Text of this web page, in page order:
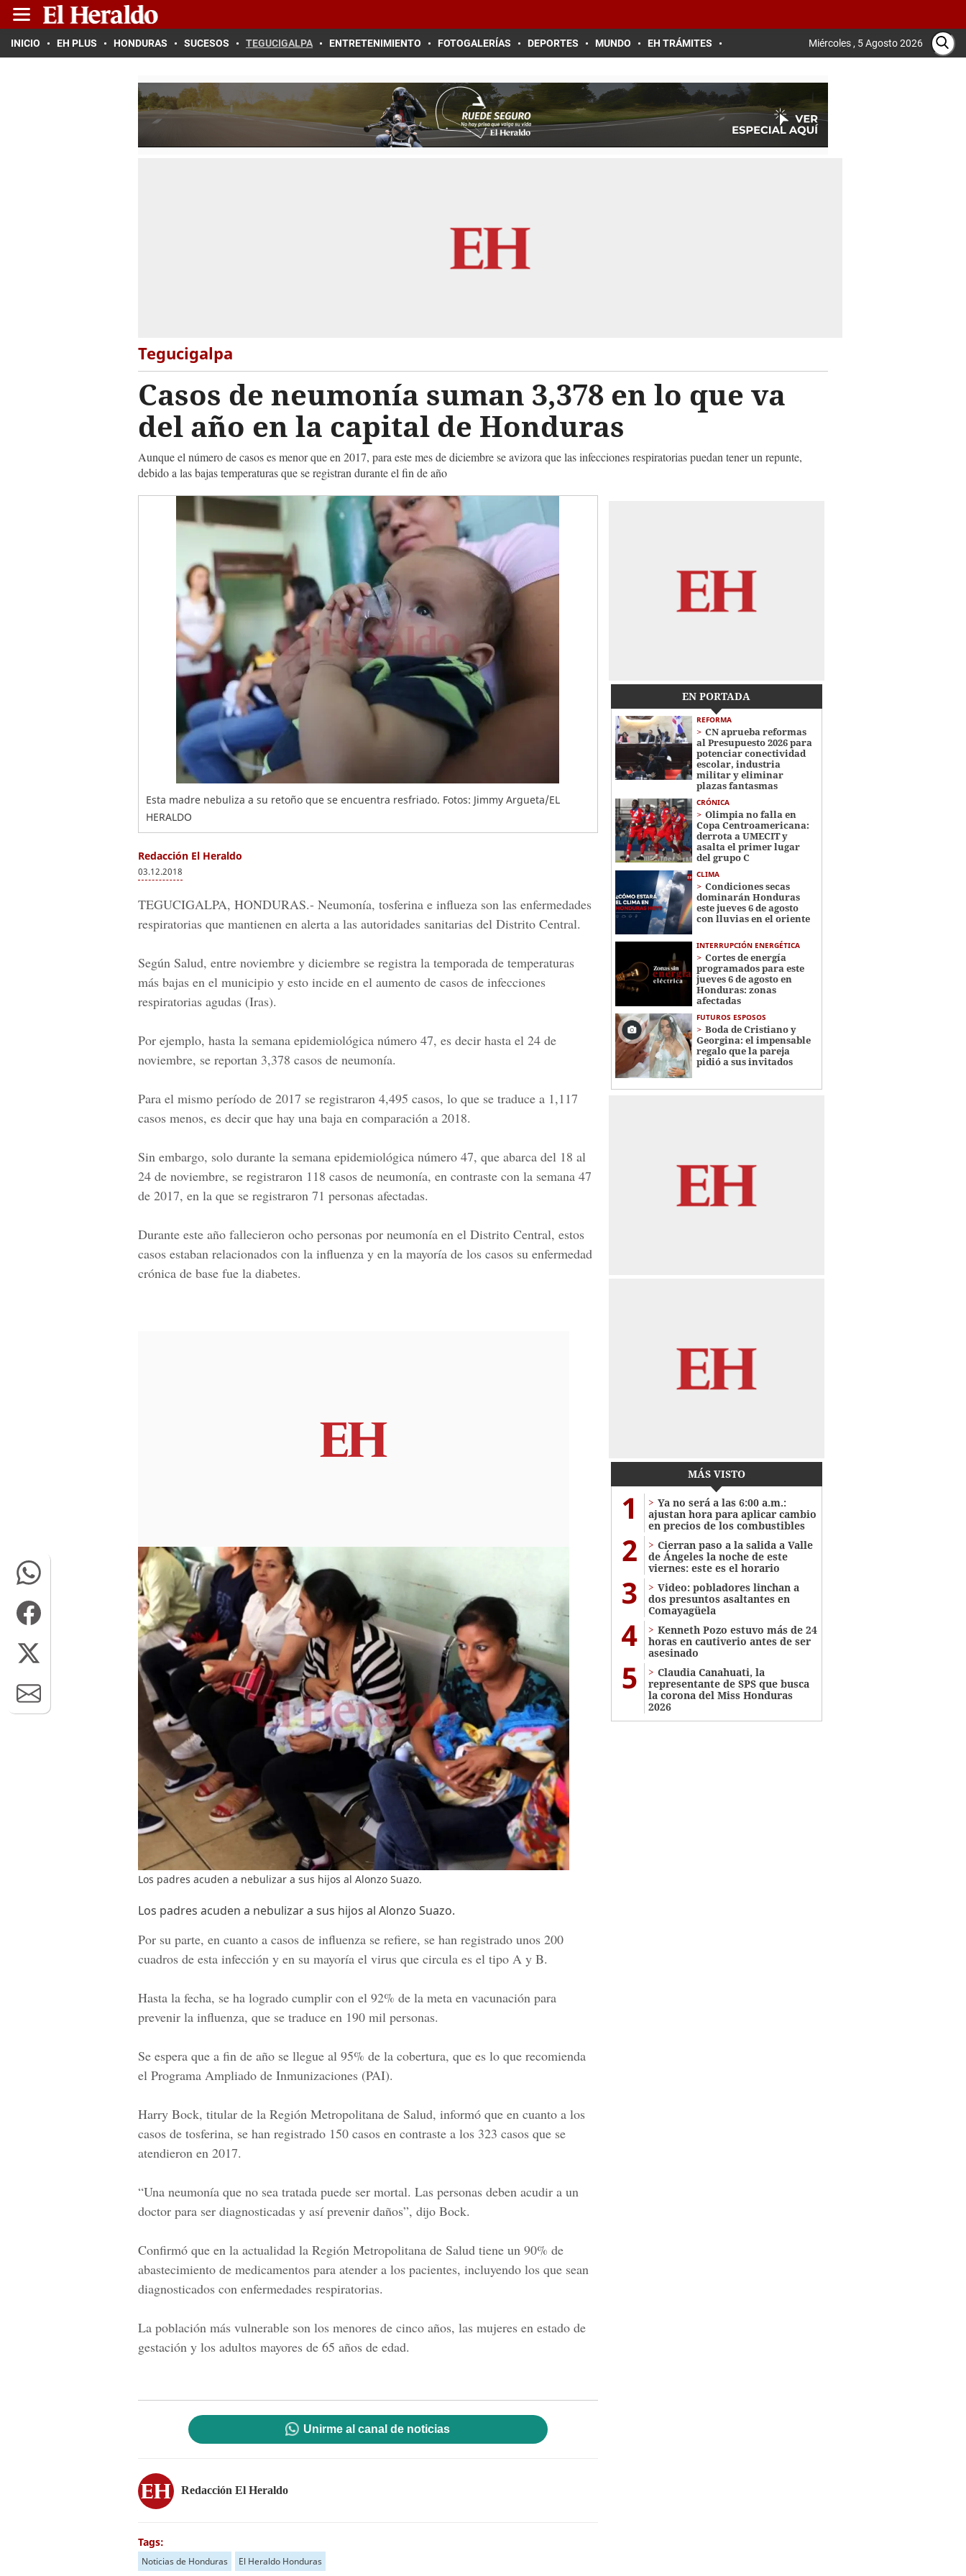
INICIO EH PLUS HONDURAS SUCESOS TEGUCIGALPA ENTRETENIMIENTO FOTOGALERÍAS DEPORTES MUNDO EH TRÁMITES Miércoles , 5 Agosto 2026
Tegucigalpa
Casos de neumonía suman 3,378 en lo que va
del año en la capital de Honduras
Aunque el número de casos es menor que en 2017, para este mes de diciembre se avizora que las infecciones respiratorias puedan tener un repunte,
debido a las bajas temperaturas que se registran durante el fin de año
Esta madre nebuliza a su retoño que se encuentra resfriado. Fotos: Jimmy Argueta/EL
HERALDO
Redacción El Heraldo
03.12.2018
TEGUCIGALPA, HONDURAS.- Neumonía, tosferina e influeza son las enfermedades
respiratorias que mantienen en alerta a las autoridades sanitarias del Distrito Central.
Según Salud, entre noviembre y diciembre se registra la temporada de temperaturas
más bajas en el municipio y esto incide en el aumento de casos de infecciones
respiratorias agudas (Iras).
Por ejemplo, hasta la semana epidemiológica número 47, es decir hasta el 24 de
noviembre, se reportan 3,378 casos de neumonía.
Para el mismo período de 2017 se registraron 4,495 casos, lo que se traduce a 1,117
casos menos, es decir que hay una baja en comparación a 2018.
Sin embargo, solo durante la semana epidemiológica número 47, que abarca del 18 al
24 de noviembre, se registraron 118 casos de neumonía, en contraste con la semana 47
de 2017, en la que se registraron 71 personas afectadas.
Durante este año fallecieron ocho personas por neumonía en el Distrito Central, estos
casos estaban relacionados con la influenza y en la mayoría de los casos su enfermedad
crónica de base fue la diabetes.
Los padres acuden a nebulizar a sus hijos al Alonzo Suazo.
Los padres acuden a nebulizar a sus hijos al Alonzo Suazo.
Por su parte, en cuanto a casos de influenza se refiere, se han registrado unos 200
cuadros de esta infección y en su mayoría el virus que circula es el tipo A y B.
Hasta la fecha, se ha logrado cumplir con el 92% de la meta en vacunación para
prevenir la influenza, que se traduce en 190 mil personas.
Se espera que a fin de año se llegue al 95% de la cobertura, que es lo que recomienda
el Programa Ampliado de Inmunizaciones (PAI).
Harry Bock, titular de la Región Metropolitana de Salud, informó que en cuanto a los
casos de tosferina, se han registrado 150 casos en contraste a los 323 casos que se
atendieron en 2017.
“Una neumonía que no sea tratada puede ser mortal. Las personas deben acudir a un
doctor para ser diagnosticadas y así prevenir daños”, dijo Bock.
Confirmó que en la actualidad la Región Metropolitana de Salud tiene un 90% de
abastecimiento de medicamentos para atender a los pacientes, incluyendo los que sean
diagnosticados con enfermedades respiratorias.
La población más vulnerable son los menores de cinco años, las mujeres en estado de
gestación y los adultos mayores de 65 años de edad.
Unirme al canal de noticias
Redacción El Heraldo
Tags:
Noticias de Honduras El Heraldo Honduras
EN PORTADA
REFORMA
CN aprueba reformas
al Presupuesto 2026 para
potenciar conectividad
escolar, industria
militar y eliminar
plazas fantasmas
CRÓNICA
Olimpia no falla en
Copa Centroamericana:
derrota a UMECIT y
asalta el primer lugar
del grupo C
CLIMA
Condiciones secas
dominarán Honduras
este jueves 6 de agosto
con lluvias en el oriente
INTERRUPCIÓN ENERGÉTICA
Cortes de energía
programados para este
jueves 6 de agosto en
Honduras: zonas
afectadas
FUTUROS ESPOSOS
Boda de Cristiano y
Georgina: el impensable
regalo que la pareja
pidió a sus invitados
MÁS VISTO
1
Ya no será a las 6:00 a.m.:
ajustan hora para aplicar cambio
en precios de los combustibles
2
Cierran paso a la salida a Valle
de Ángeles la noche de este
viernes: este es el horario
3
Video: pobladores linchan a
dos presuntos asaltantes en
Comayagüela
4
Kenneth Pozo estuvo más de 24
horas en cautiverio antes de ser
asesinado
5
Claudia Canahuati, la
representante de SPS que busca
la corona del Miss Honduras
2026